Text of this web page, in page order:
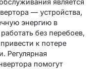
является
— устройства,
энергию в
без перебоев,
к потере
Регулярная
помогут